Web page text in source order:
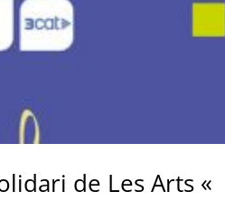
de Les Arts «